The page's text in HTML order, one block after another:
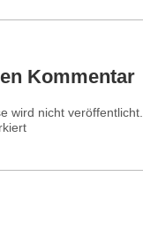
Kommentar
wird nicht veröffentlicht.